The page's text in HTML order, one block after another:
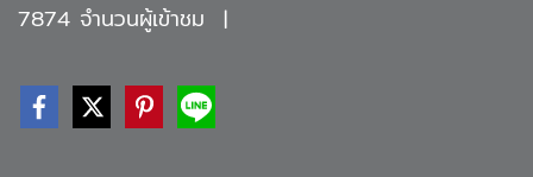
7874 จำนวนผู้เข้าชม |